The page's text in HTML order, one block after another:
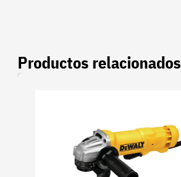
Productos relacionados